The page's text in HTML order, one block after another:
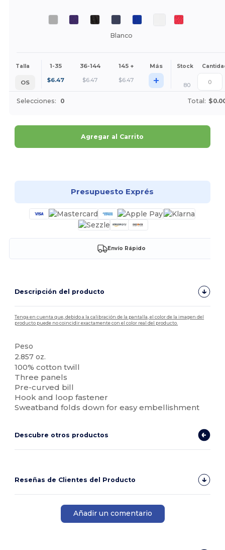
Blanco
Talla 1-35 36-144 145 + Más Stock
OS $6.47 $6.47 $6.47 + 80
Selecciones: 0 Total:
Agregar al Carrito
Presupuesto Exprés
Envío Rápido
Descripción del producto
Tenga en cuenta que, debido a la calibración de la pantalla, el color de la imagen del
producto puede no coincidir exactamente con el color real del producto.
Peso
2.857 oz.
100% cotton twill
Three panels
Pre-curved bill
Hook and loop fastener
Sweatband folds down for easy embellishment
Descubre otros productos
Reseñas de Clientes del Producto
Añadir un comentario